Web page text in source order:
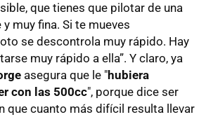
que tienes que pilotar de una
muy fina. Si te mueves
se descontrola muy rápido. Hay
muy rápido a ella”. Y claro, ya
asegura que le "hubiera
con las 500cc", porque dice ser
que cuanto más difícil resulta llevar